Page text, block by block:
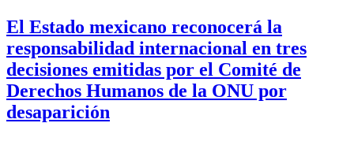
El Estado mexicano reconocerá la
responsabilidad internacional en tres
decisiones emitidas por el Comité de
Derechos Humanos de la ONU por
desaparición